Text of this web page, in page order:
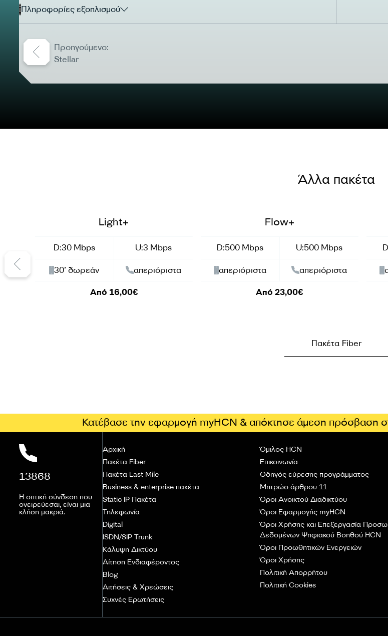
iΠληροφορίες εξοπλισμού
Προηγούμενο:
Stellar
Άλλα πακέτα
Light+
D:30 Mbps U:3 Mbps
30’ δωρεάν απεριόριστα
Από 16,00€
Summer Offer-Top seller
Flow+
D:500 Mbps U:500 Mbps
απεριόριστα απεριόριστα
Από 23,00€
Πακέτα Fiber
Κατέβασε την εφαρμογή myHCN & απόκτησε άμεση πρόσβαση
13868
Η οπτική σύνδεση που
ονειρεύεσαι, είναι μια
κλήση μακριά.
Αρχική
Πακέτα Fiber
Πακέτα Last Mile
Business & enterprise πακέτα
Static IP Πακέτα
Τηλεφωνία
Digital
ISDN/SIP Trunk
Κάλυψη Δικτύου
Αίτηση Ενδιαφέροντος
Blog
Αιτήσεις & Χρεώσεις
Συχνές Ερωτήσεις
Όμιλος HCN
Επικοινωνία
Οδηγός εύρεσης προγράμματος
Μητρώο άρθρου 11
Όροι Ανοικτού Διαδικτύου
Όροι Εφαρμογής myHCN
Όροι Χρήσης και Επεξεργασία
Δεδομένων Ψηφιακού Βοηθού HCN
Όροι Προωθητικών Ενεργειών
Όροι Χρήσης
Πολιτική Απορρήτου
Πολιτική Cookies